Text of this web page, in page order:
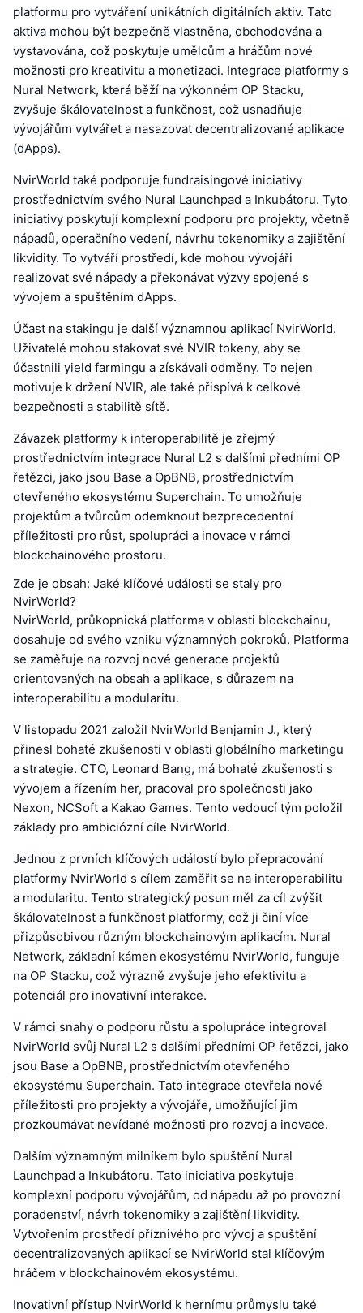
platformu pro vytváření unikátních digitálních aktiv. Tato
aktiva mohou být bezpečně vlastněna, obchodována a
vystavována, což poskytuje umělcům a hráčům nové
možnosti pro kreativitu a monetizaci. Integrace platformy s
Nural Network, která běží na výkonném OP Stacku,
zvyšuje škálovatelnost a funkčnost, což usnadňuje
vývojářům vytvářet a nasazovat decentralizované aplikace
(dApps).
NvirWorld také podporuje fundraisingové iniciativy
prostřednictvím svého Nural Launchpad a Inkubátoru. Tyto
iniciativy poskytují komplexní podporu pro projekty, včetně
nápadů, operačního vedení, návrhu tokenomiky a zajištění
likvidity. To vytváří prostředí, kde mohou vývojáři
realizovat své nápady a překonávat výzvy spojené s
vývojem a spuštěním dApps.
Účast na stakingu je další významnou aplikací NvirWorld.
Uživatelé mohou stakovat své NVIR tokeny, aby se
účastnili yield farmingu a získávali odměny. To nejen
motivuje k držení NVIR, ale také přispívá k celkové
bezpečnosti a stabilitě sítě.
Závazek platformy k interoperabilitě je zřejmý
prostřednictvím integrace Nural L2 s dalšími předními OP
řetězci, jako jsou Base a OpBNB, prostřednictvím
otevřeného ekosystému Superchain. To umožňuje
projektům a tvůrcům odemknout bezprecedentní
příležitosti pro růst, spolupráci a inovace v rámci
blockchainového prostoru.
Zde je obsah: Jaké klíčové události se staly pro
NvirWorld?
NvirWorld, průkopnická platforma v oblasti blockchainu,
dosahuje od svého vzniku významných pokroků. Platforma
se zaměřuje na rozvoj nové generace projektů
orientovaných na obsah a aplikace, s důrazem na
interoperabilitu a modularitu.
V listopadu 2021 založil NvirWorld Benjamin J., který
přinesl bohaté zkušenosti v oblasti globálního marketingu
a strategie. CTO, Leonard Bang, má bohaté zkušenosti s
vývojem a řízením her, pracoval pro společnosti jako
Nexon, NCSoft a Kakao Games. Tento vedoucí tým položil
základy pro ambiciózní cíle NvirWorld.
Jednou z prvních klíčových událostí bylo přepracování
platformy NvirWorld s cílem zaměřit se na interoperabilitu
a modularitu. Tento strategický posun měl za cíl zvýšit
škálovatelnost a funkčnost platformy, což ji činí více
přizpůsobivou různým blockchainovým aplikacím. Nural
Network, základní kámen ekosystému NvirWorld, funguje
na OP Stacku, což výrazně zvyšuje jeho efektivitu a
potenciál pro inovativní interakce.
V rámci snahy o podporu růstu a spolupráce integroval
NvirWorld svůj Nural L2 s dalšími předními OP řetězci, jako
jsou Base a OpBNB, prostřednictvím otevřeného
ekosystému Superchain. Tato integrace otevřela nové
příležitosti pro projekty a vývojáře, umožňující jim
prozkoumávat nevídané možnosti pro rozvoj a inovace.
Dalším významným milníkem bylo spuštění Nural
Launchpad a Inkubátoru. Tato iniciativa poskytuje
komplexní podporu vývojářům, od nápadu až po provozní
poradenství, návrh tokenomiky a zajištění likvidity.
Vytvořením prostředí příznivého pro vývoj a spuštění
decentralizovaných aplikací se NvirWorld stal klíčovým
hráčem v blockchainovém ekosystému.
Inovativní přístup NvirWorld k hernímu průmyslu také